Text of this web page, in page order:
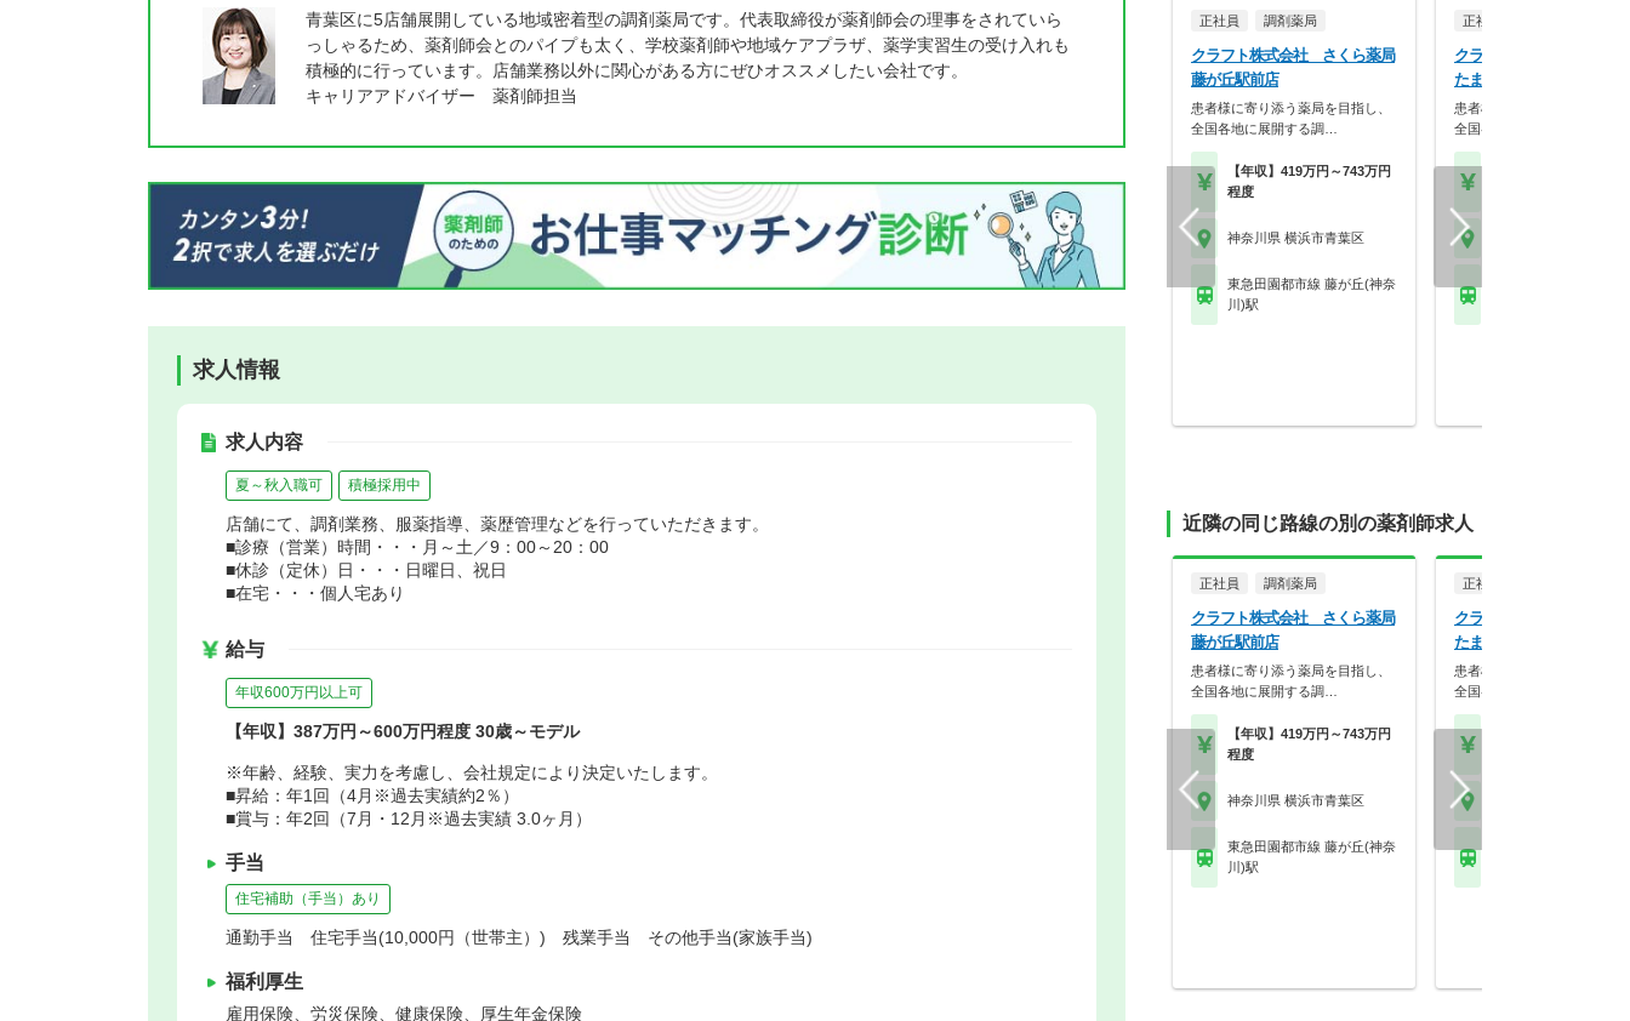
青葉区に5店舗展開している地域密着型の調剤薬局です。代表取締役が薬剤師会の理事をされていら
っしゃるため、薬剤師会とのパイプも太く、学校薬剤師や地域ケアプラザ、薬学実習生の受け入れも
積極的に行っています。店舗業務以外に関心がある方にぜひオススメしたい会社です。
キャリアアドバイザー 薬剤師担当
求人情報
求人内容
夏～秋入職可 積極採用中
店舗にて、調剤業務、服薬指導、薬歴管理などを行っていただきます。
■診療（営業）時間・・・月～土／9：00～20：00
■休診（定休）日・・・日曜日、祝日
■在宅・・・個人宅あり
給与
年収600万円以上可
【年収】387万円～600万円程度 30歳～モデル
※年齢、経験、実力を考慮し、会社規定により決定いたします。
■昇給：年1回（4月※過去実績約2％）
■賞与：年2回（7月・12月※過去実績 3.0ヶ月）
手当
住宅補助（手当）あり
通勤手当 住宅手当(10,000円（世帯主）) 残業手当 その他手当(家族手当)
福利厚生
雇用保険、労災保険、健康保険、厚生年金保険
正社員 調剤薬局
クラフト株式会社 さくら薬局
藤が丘駅前店
患者様に寄り添う薬局を目指し、
全国各地に展開する調…
【年収】419万円～743万円
程度
神奈川県 横浜市青葉区
東急田園都市線 藤が丘(神奈
川)駅
正社員
クラフト株式会社 飯田
たまプラーザ店
患者様に寄り添う薬局を目
全国各地に展開する調…
近隣の同じ路線の別の薬剤師求人
正社員 調剤薬局
クラフト株式会社 さくら薬局
藤が丘駅前店
患者様に寄り添う薬局を目指し、
全国各地に展開する調…
【年収】419万円～743万円
程度
神奈川県 横浜市青葉区
東急田園都市線 藤が丘(神奈
川)駅
正社員
クラフト株式会社 飯田
たまプラーザ店
患者様に寄り添う薬局を目
全国各地に展開する調…